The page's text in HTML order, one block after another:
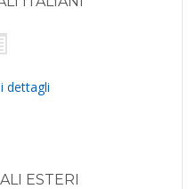
dettagli
ESTERI